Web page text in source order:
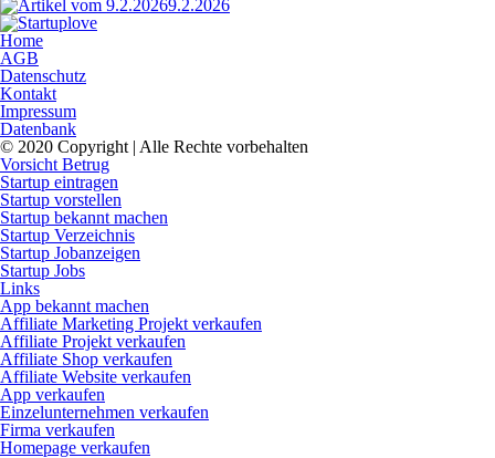
9.2.2026
Home
AGB
Datenschutz
Kontakt
Impressum
Datenbank
© 2020 Copyright | Alle Rechte vorbehalten
Vorsicht Betrug
Startup eintragen
Startup vorstellen
Startup bekannt machen
Startup Verzeichnis
Startup Jobanzeigen
Startup Jobs
Links
App bekannt machen
Affiliate Marketing Projekt verkaufen
Affiliate Projekt verkaufen
Affiliate Shop verkaufen
Affiliate Website verkaufen
App verkaufen
Einzelunternehmen verkaufen
Firma verkaufen
Homepage verkaufen